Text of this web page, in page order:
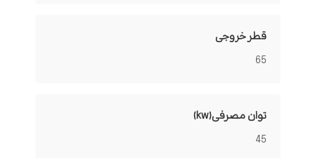
قطر خروجی
65
توان مصرفی(kw)
45